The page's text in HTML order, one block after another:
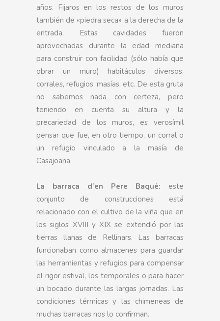
años. Fijaros en los restos de los muros
también de «piedra seca» a la derecha de la
entrada. Estas cavidades fueron
aprovechadas durante la edad mediana
para construir con facilidad (sólo había que
obrar un muro) habitáculos diversos:
corrales, refugios, masías, etc. De esta gruta
no sabemos nada con certeza, pero
teniendo en cuenta su altura y la
precariedad de los muros, es verosímil
pensar que fue, en otro tiempo, un corral o
un refugio vinculado a la masía de
Casajoana.
La barraca d’en Pere Baqué: este
conjunto de construcciones está
relacionado con el cultivo de la viña que en
los siglos XVIII y XIX se extendió por las
tierras llanas de Rellinars. Las barracas
funcionaban como almacenes para guardar
las herramientas y refugios para compensar
el rigor estival, los temporales o para hacer
un bocado durante las largas jornadas. Las
condiciones térmicas y las chimeneas de
muchas barracas nos lo confirman.